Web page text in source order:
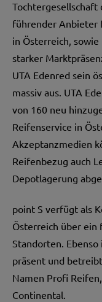
Tochtergesellschaft
führender Anbieter
in Österreich,
starker
UTA Edenred sein
massiv aus. UTA
von 160 neu
Reifenservice in
Akzeptanzmedien
Reifenbezug auch
Depotlagerung
point S verfügt als
Österreich über ein
Standorten.
präsent und
Namen Profi
Continental.